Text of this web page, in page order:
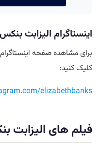
اینستاگرام الیزابت بنکس
برای مشاهده صفحه
کلیک کنید:
elizabethbanks
فیلم های الیزابت